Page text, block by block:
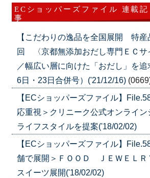
ECショッパーズファイル 連載記
事
【こだわりの逸品を全国展開 特産
回 〈京都無添加おだし専門ＥＣサ
／幅広い層に向けた「おだし」を
6日・23日合併号）('21/12/16)
【ECショッパーズファイル】
応重視＞クリニーク公式オンライン
ライフスタイルを提案('18/02/02)
【ECショッパーズファイル】
舗で展開＞ＦＯＯＤ ＪＥＷＥＬＲ
スイーツ展開('18/02/02)